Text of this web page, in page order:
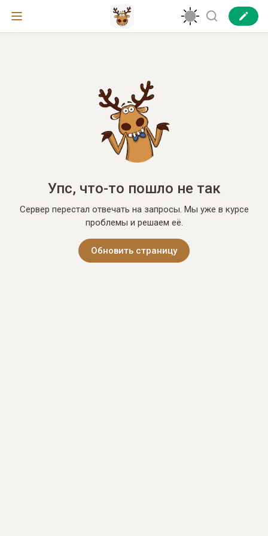
Упс, что-то пошло не так
Сервер перестал отвечать на запросы. Мы уже в курсе
проблемы и решаем её.
Обновить страницу